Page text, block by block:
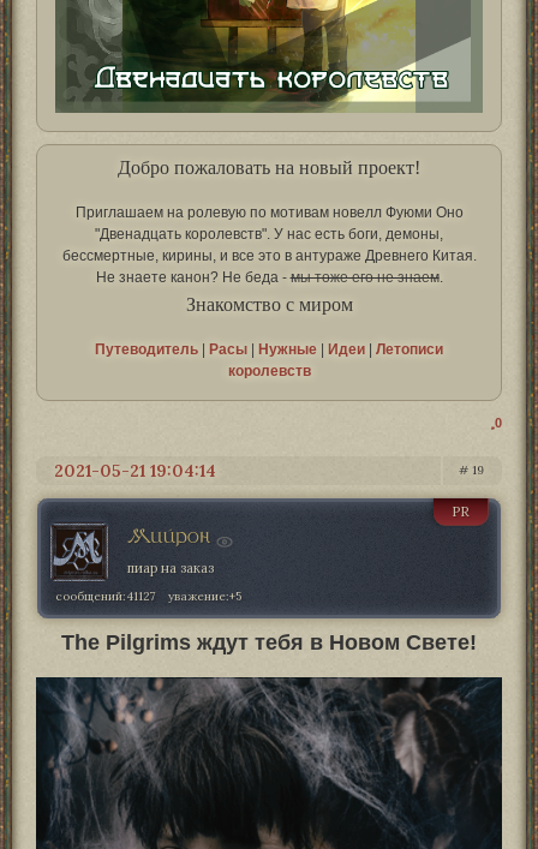
Добро пожаловать на новый проект!
Приглашаем на ролевую по мотивам новелл Фуюми Оно
"Двенадцать королевств". У нас есть боги, демоны,
бессмертные, кирины, и все это в антураже Древнего Китая.
Не знаете канон? Не беда -мы тоже его не знаем.
Знакомство с миром
Путеводитель Расы Нужные Идеи
Летописи
королевств
0
19
2021-05-21 19:04:14
Мийрон
PR
пиар на заказ
сообщений:41127 уважение:+5
The Pilgrims ждут тебя в Новом Свете!